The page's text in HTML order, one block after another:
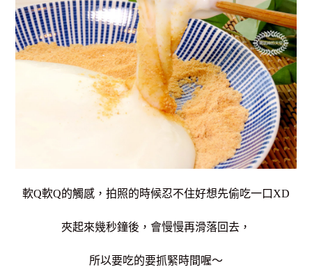
軟Q軟Q的觸感，拍照的時候忍不住好想先偷吃一口XD
夾起來幾秒鐘後，會慢慢再滑落回去，
所以要吃的要抓緊時間喔～